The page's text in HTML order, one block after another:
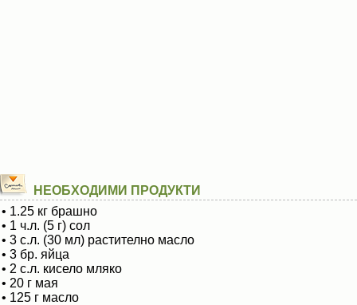
НЕОБХОДИМИ ПРОДУКТИ
• 1.25 кг брашно
• 1 ч.л. (5 г) сол
• 3 с.л. (30 мл) растително масло
• 3 бр. яйца
• 2 с.л. кисело мляко
• 20 г мая
• 125 г масло